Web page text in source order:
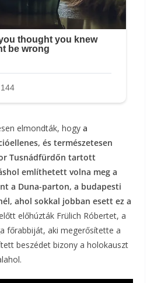
elmondták, hogy a
és természetesen
Tusnádfürdőn tartott
említhetett volna meg a
a Duna-parton, a budapesti
ahol sokkal jobban esett ez a
előhúzták Frülich Róbertet, a
főrabbiját, aki megerősítette a
beszédet bizony a holokauszt